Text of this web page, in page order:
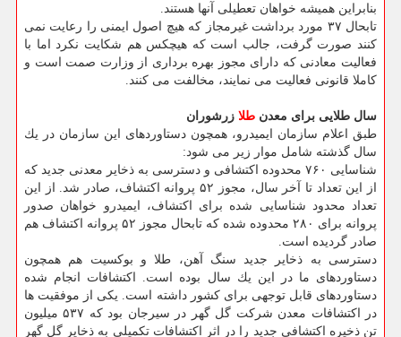
بنابراین همیشه خواهان تعطیلی آنها هستند.
تابحال ۳۷ مورد برداشت غیرمجاز كه هیچ اصول ایمنی را رعایت نمی
كنند صورت گرفت، جالب است كه هیچكس هم شكایت نكرد اما با
فعالیت معادنی كه دارای مجوز بهره برداری از وزارت صمت است و
كاملا قانونی فعالیت می نمایند، مخالفت می كنند.
سال طلایی برای معدن طلا زرشوران
طبق اعلام سازمان ایمیدرو، همچون دستاوردهای این سازمان در یك
سال گذشته شامل موار زیر می شود:
شناسایی ۷۶۰ محدوده اكتشافی و دسترسی به ذخایر معدنی جدید كه
از این تعداد تا آخر سال، مجوز ۵۲ پروانه اكتشاف، صادر شد. از این
تعداد محدود شناسایی شده برای اكتشاف، ایمیدرو خواهان صدور
پروانه برای ۲۸۰ محدوده شده كه تابحال مجوز ۵۲ پروانه اكتشاف هم
صادر گردیده است.
دسترسی به ذخایر جدید سنگ آهن، طلا و بوكسیت هم همچون
دستاوردهای ما در این یك سال بوده است. اكتشافات انجام شده
دستاوردهای قابل توجهی برای كشور داشته است. یكی از موفقیت ها
در اكتشافات معدن شركت گل گهر در سیرجان بود كه ۵۳۷ میلیون
تن ذخیره اكتشافی جدید را در اثر اكتشافات تكمیلی به ذخایر گل گهر